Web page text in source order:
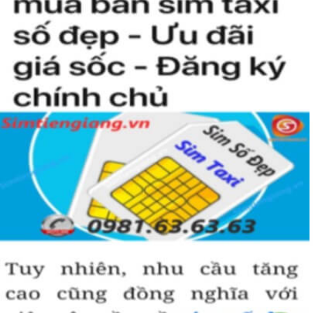
Hướng dẫn mua Sim Lục Quý 9 tại
Simtiengiang.vn.
Sim Tiền Giang là đơn vị cung cấp sim số đẹp lục quý 9, sim giá rẻ
uy tín chất lượng.
Chọn mua sim số đẹp thường mất nhiều thời gian ở khoản lựa số,
một số phải vừa đẹp, vừa tốt về phong thủy thì mới là sim hoàn
hảo. Vậy phải làm sao?
- Cách nhanh nhất để chọn mua được sim lục quý 9 là bạn vào
trang chủ của Sim Tiền Giang, chọn mục “Sim giảm giá “ ở ngay
đầu trang chủ. Đây là danh sách sim được đại lý giảm giá vì một số
lý do nên bạn có thể chọn mua được số đẹp lại có giá cực rẻ nữa.
Ngoài ra quý khách chưa ưng ý về sim luc quy 9 có cũng thể tham
khảo thêm Sim Vinaphone,Sim Gmobile, Sim Lục Quý,Sim Năm
Sinh..